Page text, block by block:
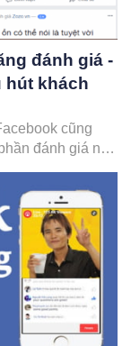
đánh giá -
hút khách
cũng
đánh giá này
trong việc
Mời bạn tiếp